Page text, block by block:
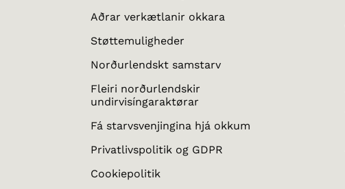
Aðrar verkætlanir okkara
Støttemuligheder
Norðurlendskt samstarv
Fleiri norðurlendskir
undirvisíngaraktørar
Fá starvsvenjingina hjá okkum
Privatlivspolitik og GDPR
Cookiepolitik